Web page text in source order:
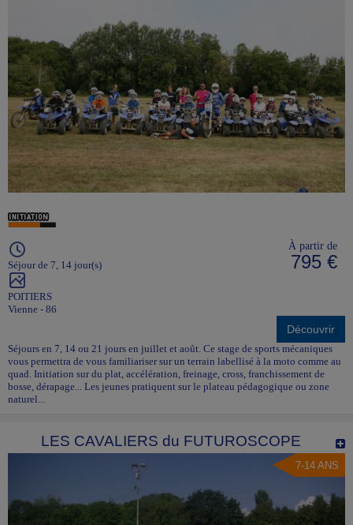
Séjour de 7, 14 jour(s)
POITIERS
Vienne - 86
À partir de
795 €
Découvrir
Séjours en 7, 14 ou 21 jours en juillet et août. Ce stage de sports mécaniques
vous permettra de vous familiariser sur un terrain labellisé à la moto comme au
quad. Initiation sur du plat, accélération, freinage, cross, franchissement de
bosse, dérapage... Les jeunes pratiquent sur le plateau pédagogique ou zone
naturel...
LES CAVALIERS du FUTUROSCOPE
7-14 ANS